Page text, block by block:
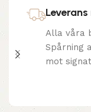
Alla våra
Spårning
mot